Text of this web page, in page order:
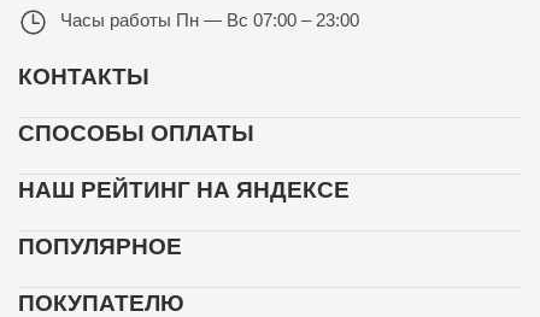
Часы работы Пн — Вс 07:00 – 23:00
КОНТАКТЫ
СПОСОБЫ ОПЛАТЫ
НАШ РЕЙТИНГ НА ЯНДЕКСЕ
ПОПУЛЯРНОЕ
ПОКУПАТЕЛЮ